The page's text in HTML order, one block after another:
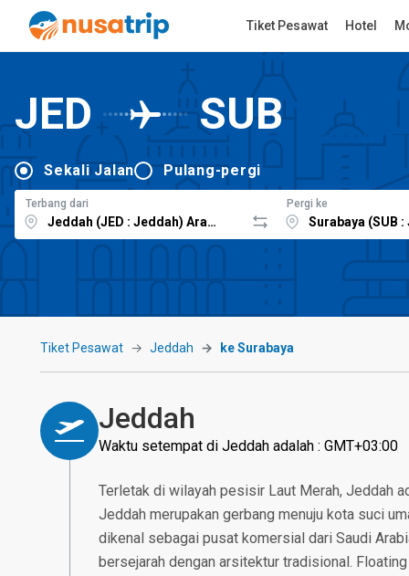
Tiket Pesawat Hotel
JED SUB
Sekali Jalan Pulang-pergi
Terbang dari Pergi ke
Tiket Pesawat Jeddah ke Surabaya
Jeddah
Waktu setempat di Jeddah adalah : GMT+03:00
Terletak di wilayah pesisir Laut Merah, Jeddah
Jeddah merupakan gerbang menuju kota suci
dikenal sebagai pusat komersial dari Saudi
bersejarah dengan arsitektur tradisional.